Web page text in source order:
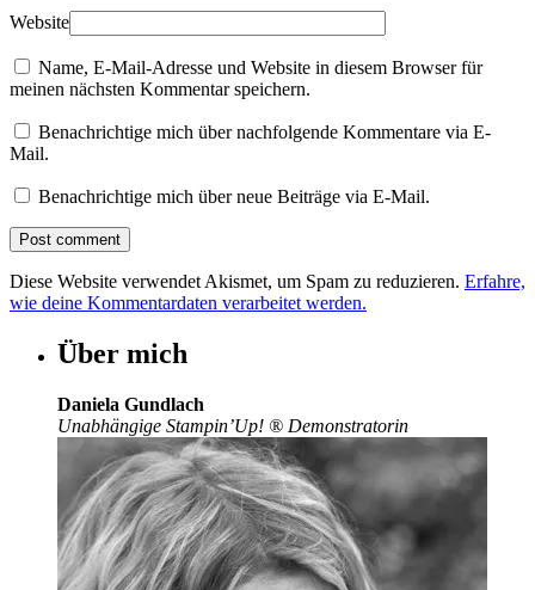
Website
Name, E-Mail-Adresse und Website in diesem Browser für
meinen nächsten Kommentar speichern.
Benachrichtige mich über nachfolgende Kommentare via E-
Mail.
Benachrichtige mich über neue Beiträge via E-Mail.
Diese Website verwendet Akismet, um Spam zu reduzieren. Erfahre,
wie deine Kommentardaten verarbeitet werden.
Über mich
Daniela Gundlach
Unabhängige Stampin’Up! ® Demonstratorin